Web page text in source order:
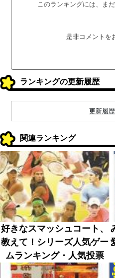
このランキングには、ま
是非コメントを
ランキングの更新履歴
更新履
関連ランキング
好きなスマッシュコート、
教えて！シリーズ人気ゲー
ムランキング・人気投票